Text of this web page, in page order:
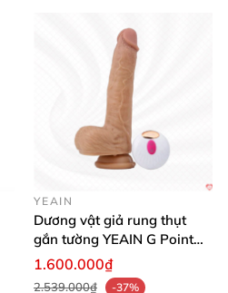
YEAIN
Dương vật giả rung thụt
gắn tường YEAIN G Point
siêu thực điều khiển từ xa
1.600.000₫
2.539.000₫
-37%